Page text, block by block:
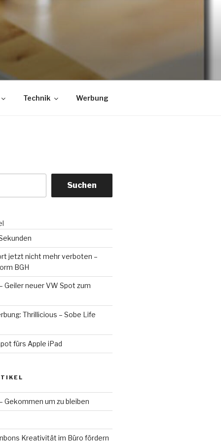
Technik Werbung
Suchen
jetzt nicht mehr verboten –
BGH
Geiler neuer VW Spot zum
Thrillicious – Sobe Life
fürs Apple iPad
Gekommen um zu bleiben
Kreativität im Büro fördern